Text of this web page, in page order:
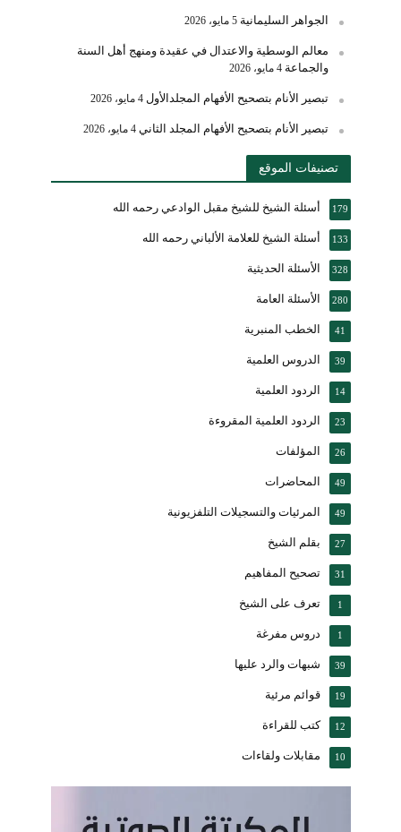
الجواهر السليمانية 5 مايو، 2026
معالم الوسطية والاعتدال في عقيدة ومنهج أهل السنة
والجماعة 4 مايو، 2026
تبصير الأنام بتصحيح الأفهام المجلدالأول 4 مايو، 2026
تبصير الأنام بتصحيح الأفهام المجلد الثاني 4 مايو، 2026
تصنيفات الموقع
أسئلة الشيخ للشيخ مقبل الوادعي رحمه الله 179
أسئلة الشيخ للعلامة الألباني رحمه الله 133
الأسئلة الحديثية 328
الأسئلة العامة 280
الخطب المنبرية 41
الدروس العلمية 39
الردود العلمية 14
الردود العلمية المقروءة 23
المؤلفات 26
المحاضرات 49
المرئيات والتسجيلات التلفزيونية 49
بقلم الشيخ 27
تصحيح المفاهيم 31
تعرف على الشيخ 1
دروس مفرغة 1
شبهات والرد عليها 39
قوائم مرئية 19
كتب للقراءة 12
مقابلات ولقاءات 10